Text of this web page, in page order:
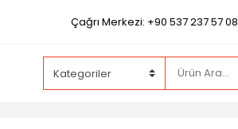
Çağrı Merkezi: +90 537 237 57 08